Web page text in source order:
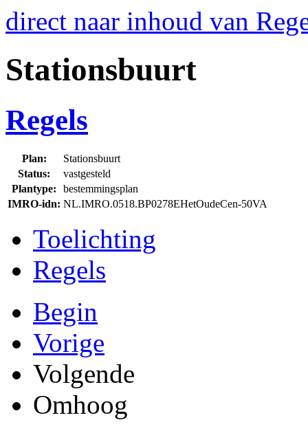
direct naar inhoud van
Stationsbuurt
Regels
Plan:
Stationsbuurt
Status:
vastgesteld
Plantype:
bestemmingsplan
IMRO-idn: NL.IMRO.0518.BP0278EHetOudeCen-50VA
Toelichting
Regels
Begin
Vorige
Volgende
Omhoog